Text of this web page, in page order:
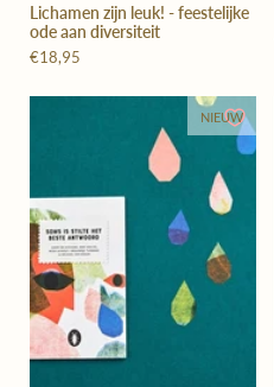
Lichamen zijn leuk! - feestelijke
ode aan diversiteit
€18,95
NIEUW